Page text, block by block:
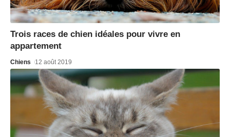
Trois races de chien idéales pour vivre en
appartement
Chiens 12 août 2019